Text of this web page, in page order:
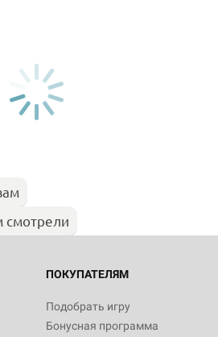
смотрели
ПОКУПАТЕЛЯМ
Подобрать игру
Бонусная программа